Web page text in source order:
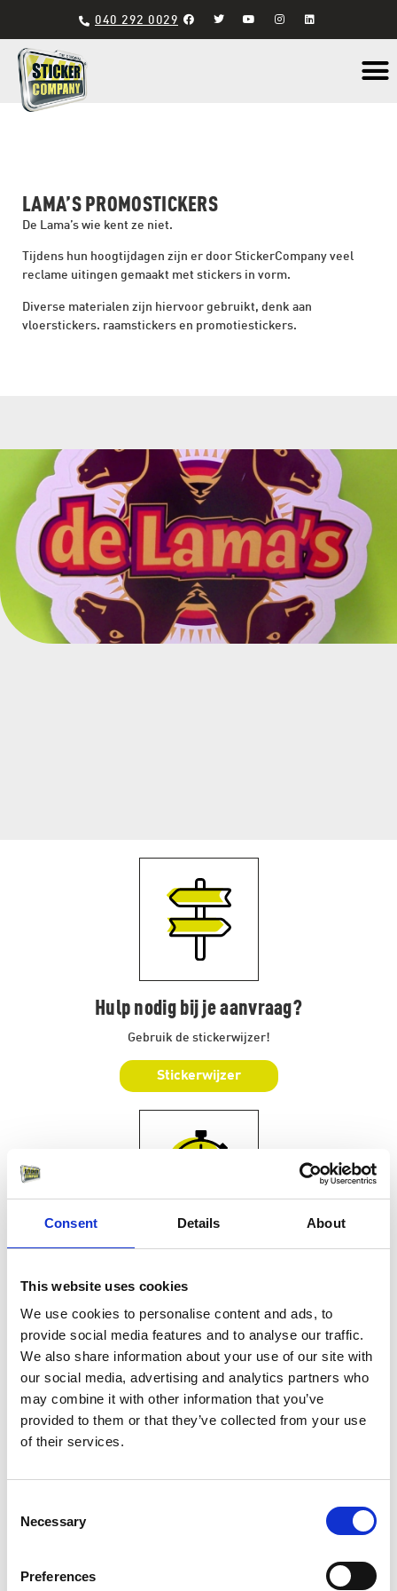
Consent Details About
This website uses cookies
We use cookies to personalise content and ads, to
provide social media features and to analyse our traffic.
We also share information about your use of our site with
our social media, advertising and analytics partners who
may combine it with other information that you’ve
provided to them or that they’ve collected from your use
of their services.
Selection
Necessary
Preferences
040 292 0029
LAMA’S PROMOSTICKERS
De Lama’s wie kent ze niet.
Tijdens hun hoogtijdagen zijn er door StickerCompany veel
reclame uitingen gemaakt met stickers in vorm.
Diverse materialen zijn hiervoor gebruikt, denk aan
vloerstickers. raamstickers en promotiestickers.
Hulp nodig bij je aanvraag?
Gebruik de stickerwijzer!
Stickerwijzer
Je plakkende oplossing gevonden?
Snelle offerte
Een beller is sneller!